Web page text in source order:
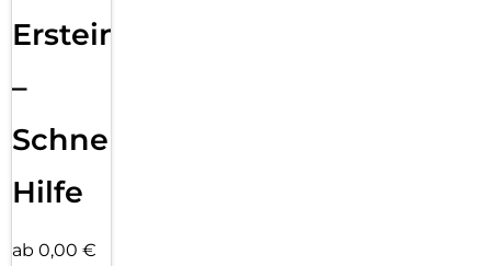
Ersteinrichtung
–
Schnelle
Hilfe
ab 0,00 €